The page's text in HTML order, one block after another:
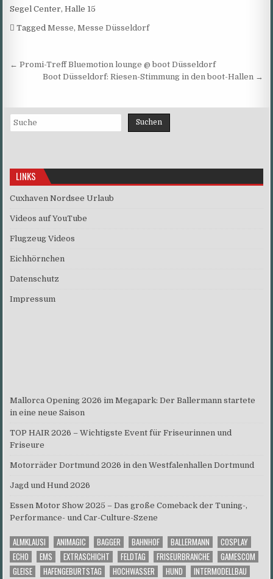
Segel Center, Halle 15
TaggedMesse,Messe Düsseldorf
Beitragsnavigation
← Promi-Treff Bluemotion lounge @ boot Düsseldorf
Boot Düsseldorf: Riesen-Stimmung in den boot-Hallen →
Suchen Suchen
LINKS
Cuxhaven Nordsee Urlaub
Videos auf YouTube
Flugzeug Videos
Eichhörnchen
Datenschutz
Impressum
Mallorca Opening 2026 im Megapark: Der Ballermann startete
in eine neue Saison
TOP HAIR 2026 – Wichtigste Event für Friseurinnen und
Friseure
Motorräder Dortmund 2026 in den Westfalenhallen Dortmund
Jagd und Hund 2026
Essen Motor Show 2025 – Das große Comeback der Tuning-,
Performance- und Car-Culture-Szene
ALMKLAUSI ANIMAGIC BAGGER BAHNHOF BALLERMANN
COSPLAY
ECHO
EMS EXTRASCHICHT FELDTAG FRISEURBRANCHE
GAMESCOM
GLEISE
HAFENGEBURTSTAG HOCHWASSER HUND
INTERMODELLBAU